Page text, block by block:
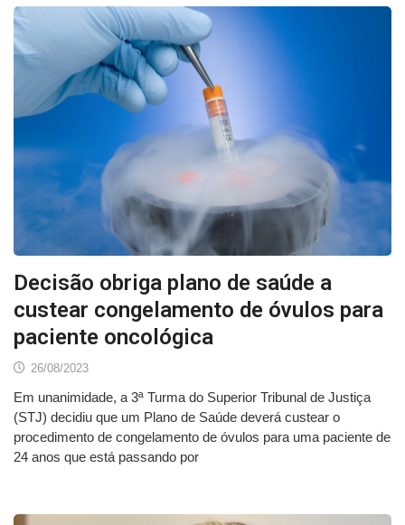
Decisão obriga plano de saúde a
custear congelamento de óvulos para
paciente oncológica
26/08/2023
Em unanimidade, a 3ª Turma do Superior Tribunal de Justiça
(STJ) decidiu que um Plano de Saúde deverá custear o
procedimento de congelamento de óvulos para uma paciente de
24 anos que está passando por